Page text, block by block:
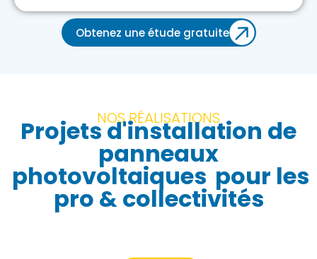
Obtenez une étude gratuite
NOS RÉALISATIONS
Projets d'installation de
panneaux
photovoltaiques pour les
pro & collectivités